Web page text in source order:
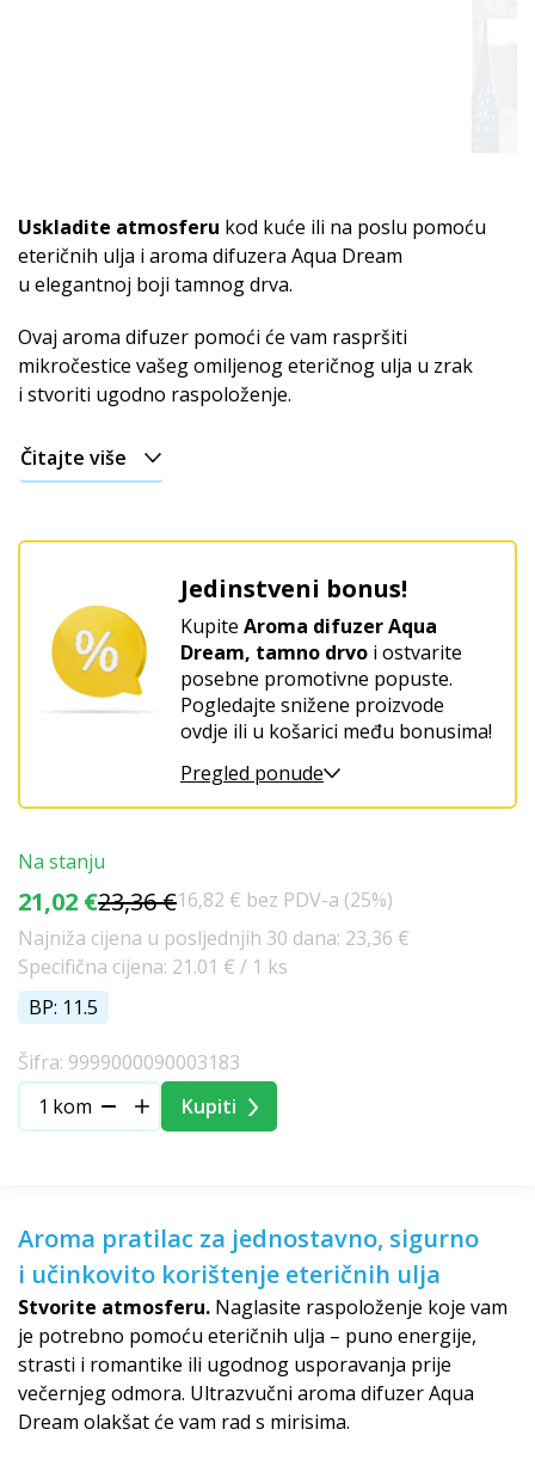
Uskladite atmosferu kod kuće ili na poslu pomoću
eteričnih ulja i aroma difuzera Aqua Dream
u elegantnoj boji tamnog drva.
Ovaj aroma difuzer pomoći će vam raspršiti
mikročestice vašeg omiljenog eteričnog ulja u zrak
i stvoriti ugodno raspoloženje.
Čitajte više
Jedinstveni bonus!
Kupite Aroma difuzer Aqua
Dream, tamno drvo i ostvarite
posebne promotivne popuste.
Pogledajte snižene proizvode
ovdje ili u košarici među bonusima!
Pregled ponude
Na stanju
21,02 €23,36 €16,82 € bez PDV-a (25%)
Najniža cijena u posljednjih 30 dana: 23,36 €
Specifična cijena: 21.01 € / 1 ks
BP: 11.5
Šifra: 9999000090003183
kom
Kupiti
Aroma pratilac za jednostavno, sigurno
i učinkovito korištenje eteričnih ulja
Stvorite atmosferu. Naglasite raspoloženje koje vam
je potrebno pomoću eteričnih ulja – puno energije,
strasti i romantike ili ugodnog usporavanja prije
večernjeg odmora. Ultrazvučni aroma difuzer Aqua
Dream olakšat će vam rad s mirisima.